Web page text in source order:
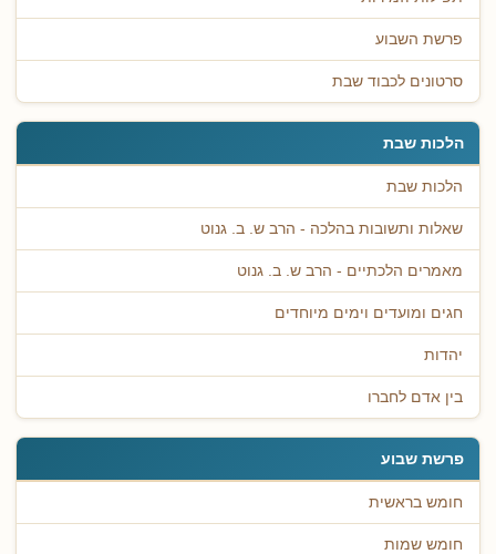
פרשת השבוע
סרטונים לכבוד שבת
הלכות שבת
הלכות שבת
שאלות ותשובות בהלכה - הרב ש. ב. גנוט
מאמרים הלכתיים - הרב ש. ב. גנוט
חגים ומועדים וימים מיוחדים
יהדות
בין אדם לחברו
פרשת שבוע
חומש בראשית
חומש שמות